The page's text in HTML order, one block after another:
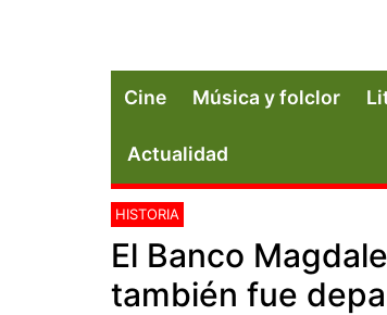
Cine Música y folclor
Actualidad
HISTORIA
El Banco
también fue